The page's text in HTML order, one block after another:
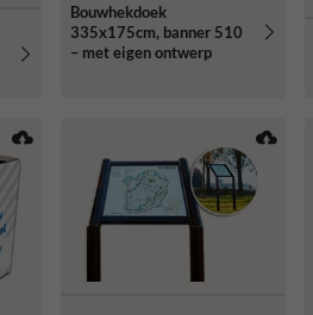
Bouwhekdoek
335x175cm, banner 510
– met eigen ontwerp